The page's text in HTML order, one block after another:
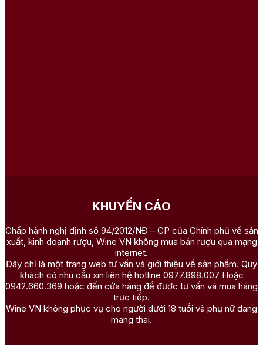
KHUYẾN CÁO
Chấp hành nghị định số 94/2012/NĐ – CP của Chính phủ về sản
xuất, kinh doanh rượu, Wine VN không mua bán rượu qua mạng
internet.
Đây chỉ là một trang web tư vấn và giới thiệu về sản phẩm. Quý
khách có nhu cầu xin liên hệ hotline 0977.898.007 Hoặc
0942.660.369 hoặc đến cửa hàng để được tư vấn và mua hàng
trực tiếp.
Wine VN không phục vụ cho người dưới 18 tuổi và phụ nữ đang
mang thai.